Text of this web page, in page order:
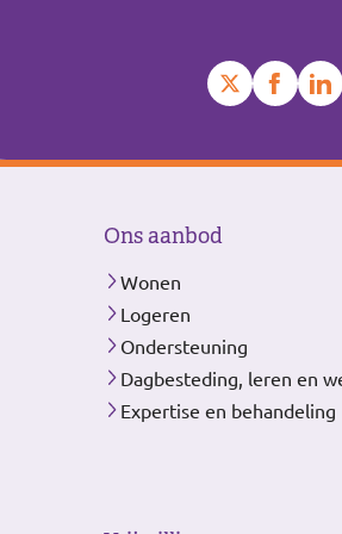
Ons aanbod
Wonen
Logeren
Ondersteuning
Dagbesteding, leren en
Expertise en behandeling